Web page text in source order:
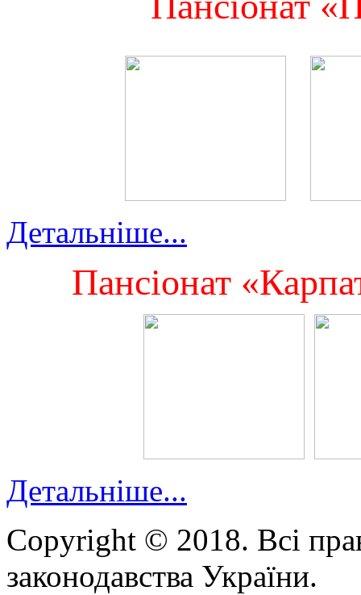
Детальніше...
Пансіонат
Детальніше...
Copyright © 2018. Всі
законодавства України.